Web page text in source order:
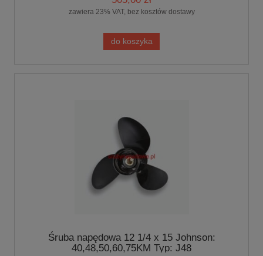
zawiera 23% VAT, bez kosztów dostawy
do koszyka
Śruba napędowa 12 1/4 x 15 Johnson:
40,48,50,60,75KM Typ: J48